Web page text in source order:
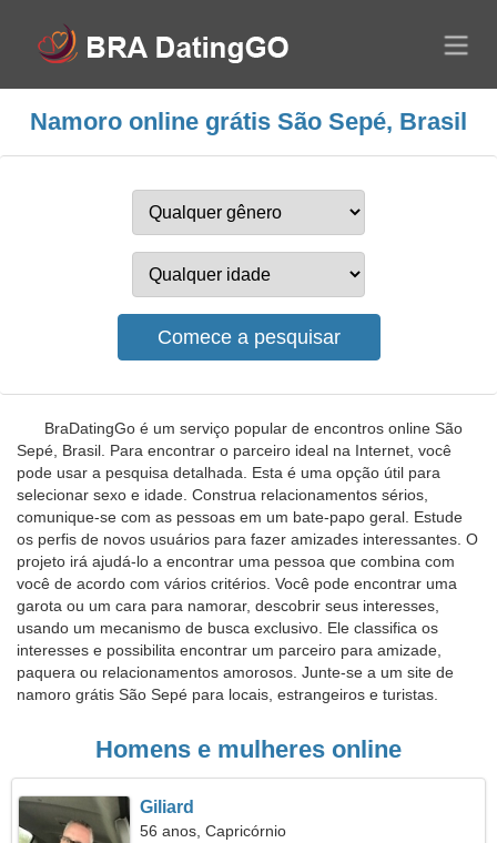
Namoro online grátis São Sepé, Brasil
BraDatingGo é um serviço popular de encontros online São
Sepé, Brasil. Para encontrar o parceiro ideal na Internet, você
pode usar a pesquisa detalhada. Esta é uma opção útil para
selecionar sexo e idade. Construa relacionamentos sérios,
comunique-se com as pessoas em um bate-papo geral. Estude
os perfis de novos usuários para fazer amizades interessantes. O
projeto irá ajudá-lo a encontrar uma pessoa que combina com
você de acordo com vários critérios. Você pode encontrar uma
garota ou um cara para namorar, descobrir seus interesses,
usando um mecanismo de busca exclusivo. Ele classifica os
interesses e possibilita encontrar um parceiro para amizade,
paquera ou relacionamentos amorosos. Junte-se a um site de
namoro grátis São Sepé para locais, estrangeiros e turistas.
Homens e mulheres online
Giliard
56 anos, Capricórnio